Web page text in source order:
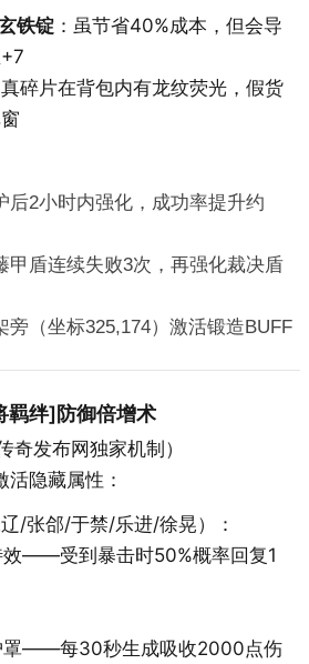
铁锭 ：虽节省40%成本，但会导
真碎片在背包内有龙纹荧光，假货
后2小时内强化，成功率提升约
甲盾连续失败3次，再强化裁决盾
旁（坐标325,174）激活锻造BUFF
羁绊]防御倍增术
奇发布网独家机制）
隐藏属性：
辽/张郃/于禁/乐进/徐晃）：
——受到暴击时50%概率回复1
罩——每30秒生成吸收2000点伤